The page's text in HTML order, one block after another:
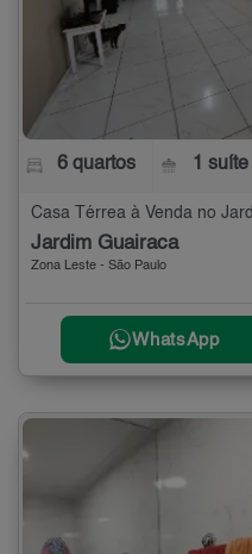
6 quartos 1 suíte
Jardim Guairaca
Zona Leste - São Paulo
WhatsApp